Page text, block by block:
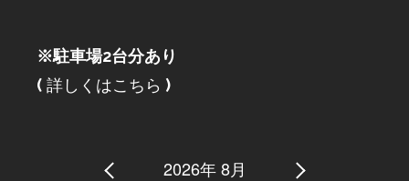
※駐車場2台分あり
( 詳しくはこちら )
2026年 8月